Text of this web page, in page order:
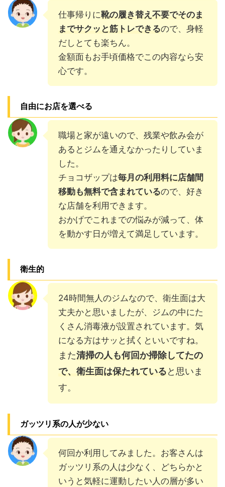
仕事帰りに靴の履き替え不要でそのま
までサクッと筋トレできるので、身軽
だしとても楽ちん。
金額面もお手頃価格でこの内容なら安
心です。
自由にお店を選べる
職場と家が遠いので、残業や飲み会が
あるとジムを通えなかったりしていま
した。
チョコザップは毎月の利用料に店舗間
移動も無料で含まれているので、好き
な店舗を利用できます。
おかげでこれまでの悩みが減って、体
を動かす日が増えて満足しています。
衛生的
24時間無人のジムなので、衛生面は大
丈夫かと思いましたが、ジムの中にた
くさん消毒液が設置されています。気
になる方はサッと拭くといいですね。
また清掃の人も何回か掃除してたの
で、衛生面は保たれていると思いま
す。
ガッツリ系の人が少ない
何回か利用してみました。お客さんは
ガッツリ系の人は少なく、どちらかと
いうと気軽に運動したい人の層が多い